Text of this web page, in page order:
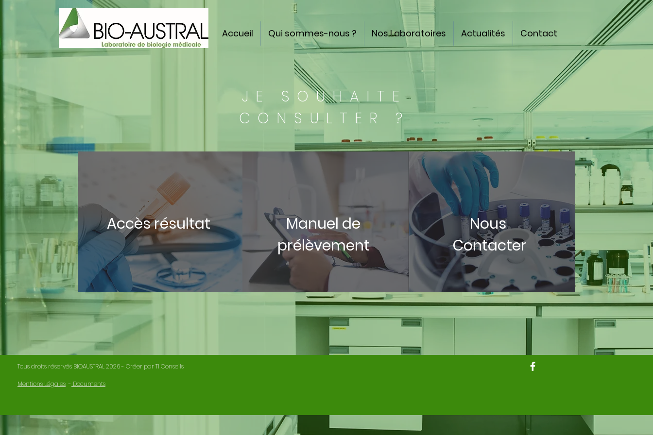
Accueil Qui sommes-nous ? Nos Laboratoires Actualités Contact
JE SOUHAITE
CONSULTER ?
Accès résultat
Manuel de
prélèvement
Nous
Contacter
Tous droits réservés BIOAUSTRAL 2026 - Créer parTI Conseils
Mentions Légales - Documents